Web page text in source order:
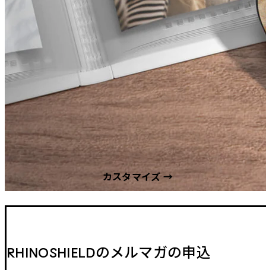
カスタマイズ →
RHINOSHIELDのメルマガの申込